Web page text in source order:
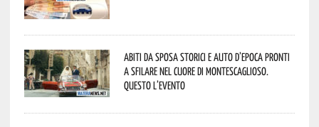
Abiti da sposa storici e auto d’epoca pronti
a sfilare nel cuore di Montescaglioso.
Questo l’evento